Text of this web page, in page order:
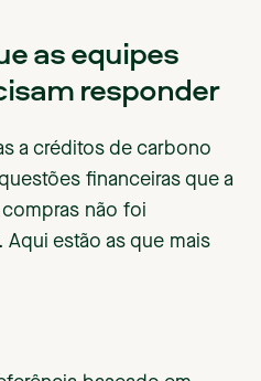
as equipes
responder
a créditos de carbono
financeiras que a
não foi
estão as que mais